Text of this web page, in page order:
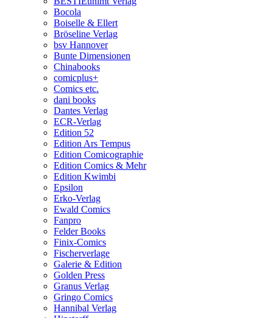
Bocola
Boiselle & Ellert
Bröseline Verlag
bsv Hannover
Bunte Dimensionen
Chinabooks
comicplus+
Comics etc.
dani books
Dantes Verlag
ECR-Verlag
Edition 52
Edition Ars Tempus
Edition Comicographie
Edition Comics & Mehr
Edition Kwimbi
Epsilon
Erko-Verlag
Ewald Comics
Fanpro
Felder Books
Finix-Comics
Fischerverlage
Galerie & Edition
Golden Press
Granus Verlag
Gringo Comics
Hannibal Verlag